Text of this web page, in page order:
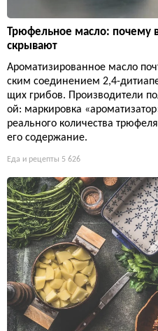
Трюфельное масло: почему
скрывают
Ароматизированное масло
ским соединением 2,4-
щих грибов. Производители
ой: маркировка
реального количества
его содержание.
Еда и рецепты 5 626